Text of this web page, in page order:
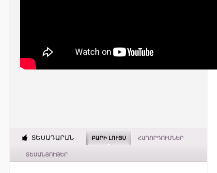
ՏԵՍԱԴԱՐԱՆ ԲԱՐԻ ԼՈՒՅՍ ՀԱՂՈՐԴՈՒՄՆԵՐ
ՏԵՍԱՆՅՈՒԹԵՐ